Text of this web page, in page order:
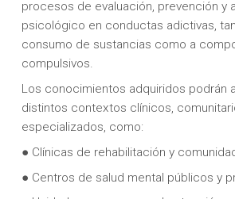
procesos de evaluación, prevención y
psicológico en conductas adictivas,
consumo de sustancias como a
compulsivos.
Los conocimientos adquiridos podrán
distintos contextos clínicos,
especializados, como:
● Clínicas de rehabilitación y
● Centros de salud mental públicos y